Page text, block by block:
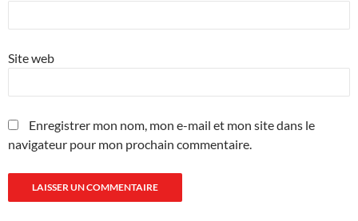
Site web
Enregistrer mon nom, mon e-mail et mon site dans le
navigateur pour mon prochain commentaire.